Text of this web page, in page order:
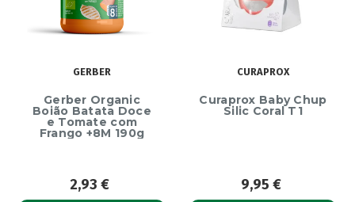
GERBER
Gerber Organic
Boião Batata Doce
e Tomate com
Frango +8M 190g
2,93€
CURAPROX
Curaprox Baby Chup
Silic Coral T1
9,95€